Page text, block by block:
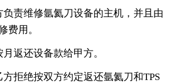
负责维修氩氦刀设备的主机，并且由
费用。
返还设备款给甲方。
方拒绝按双方约定返还氩氦刀和TPS